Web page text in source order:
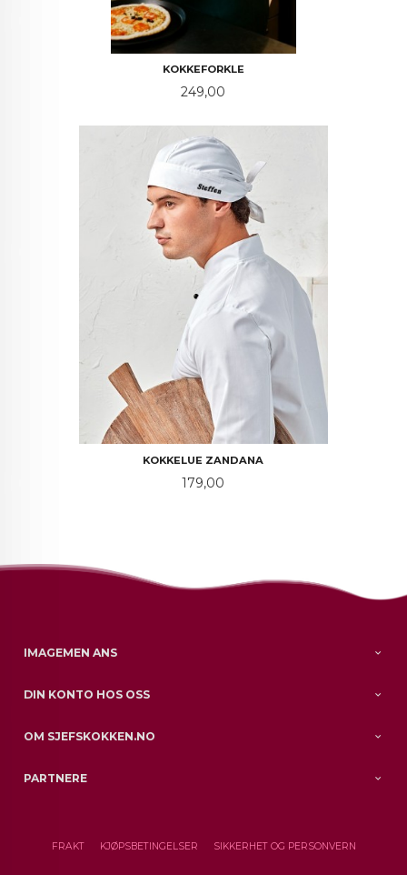
KOKKEFORKLE
Pris
249,00
KOKKELUE ZANDANA
Pris
179,00
IMAGEMEN ANS
DIN KONTO HOS OSS
OM SJEFSKOKKEN.NO
PARTNERE
FRAKT KJØPSBETINGELSER SIKKERHET OG PERSONVERN